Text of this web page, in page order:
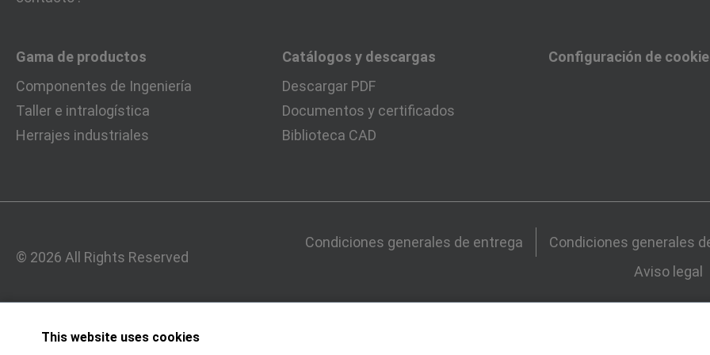
Gama de productos
Componentes de Ingeniería
Taller e intralogística
Herrajes industriales
Catálogos y descargas
Descargar PDF
Documentos y certificados
Biblioteca CAD
Configuración de
© 2026 All Rights Reserved
Condiciones generales de entrega Condiciones generales
Aviso legal
This website uses cookies